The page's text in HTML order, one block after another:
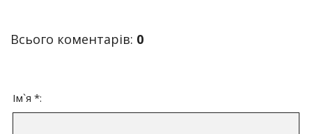
Всього коментарів: 0
Ім`я *: